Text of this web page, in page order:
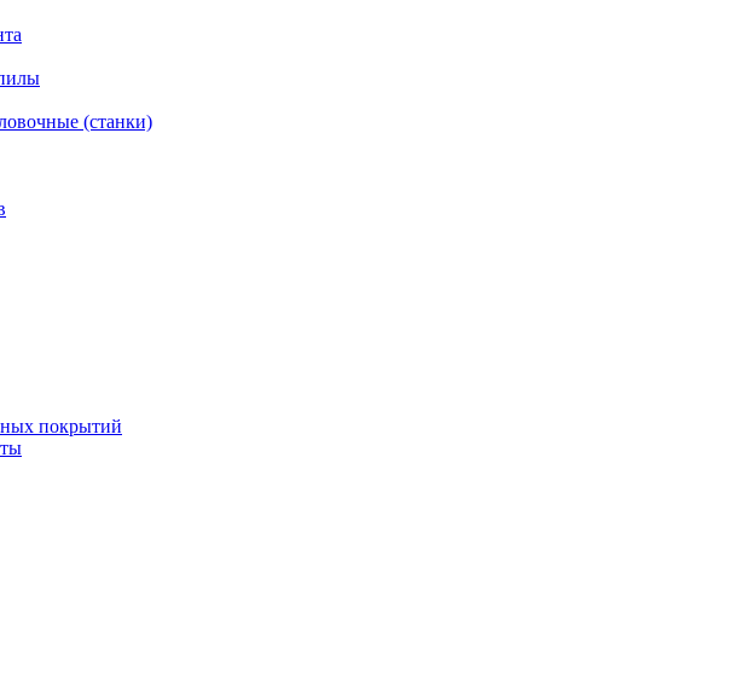
(станки)
покрытий